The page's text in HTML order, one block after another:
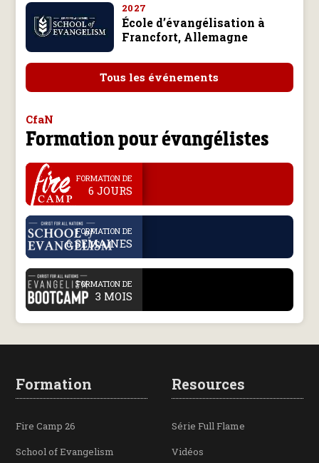
2027
École d’évangélisation à
Francfort, Allemagne
Tous les événements
CfaN
Formation pour évangélistes
. FORMATION DE
6 JOURS
. FORMATION DE
6 SEMAINES
. FORMATION DE
3 MOIS
Formation
Fire Camp 26
School of Evangelism
Resources
Série Full Flame
Vidéos